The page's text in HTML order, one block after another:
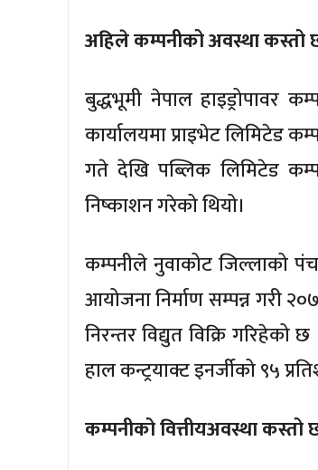
अहिले कम्पनीको अवस्था कस्तो
बुद्धभूमी नेपाल हाइड्रोपावर
कार्यालयमा प्राइभेट लिमिटेड
गते देखि पब्लिक लिमिटेड
निष्काशन गरेको थियो।
कम्पनीले नुवाकोट जिल्लाको
आयोजना निर्माण सम्पन्न गरी
निरन्तर विद्युत विक्रि
हाल कन्ट्रयाक्ट इनर्जीको ९५
कम्पनीको वित्तीयअवस्था कस्तो